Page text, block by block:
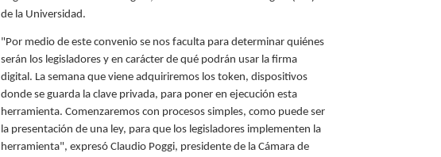
de la Universidad.
"Por medio de este convenio se nos faculta para determinar quiénes
serán los legisladores y en carácter de qué podrán usar la firma
digital. La semana que viene adquiriremos los token, dispositivos
donde se guarda la clave privada, para poner en ejecución esta
herramienta. Comenzaremos con procesos simples, como puede ser
la presentación de una ley, para que los legisladores implementen la
herramienta", expresó Claudio Poggi, presidente de la Cámara de